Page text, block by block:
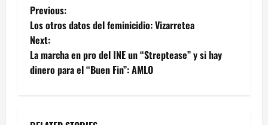
Post
navigation
Previous:
Los otros datos del feminicidio: Vizarretea
Next:
La marcha en pro del INE un “Streptease” y si hay
dinero para el “Buen Fin”: AMLO